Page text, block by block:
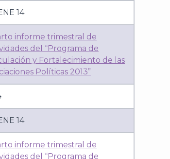
14
informe trimestral de
del “Programa de
y Fortalecimiento de las
Políticas 2013”
14
informe trimestral de
del “Programa de